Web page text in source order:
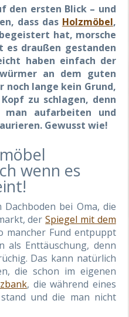
den ersten Blick – und
dass das Holzmöbel,
hat, morsche
draußen gestanden
haben einfach der
an dem guten
noch lange kein Grund,
zu schlagen, denn
aufarbeiten und
Gewusst wie!
wenn es
Dachboden bei Oma, die
derSpiegel mit dem
mancher Fund entpuppt
als Enttäuschung, denn
Das kann natürlich
die schon im eigenen
, die während eines
und die man nicht